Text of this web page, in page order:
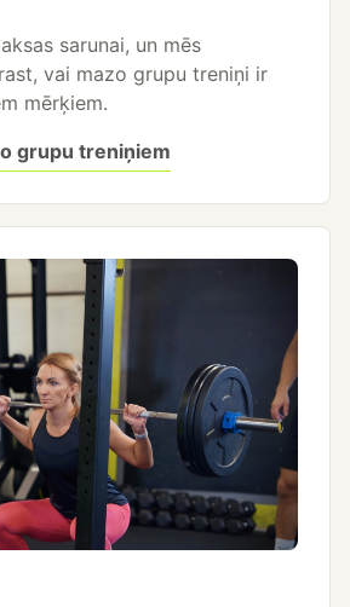
sarunai, un mēs
vai mazo grupu treniņi ir
mērķiem.
grupu treniņiem